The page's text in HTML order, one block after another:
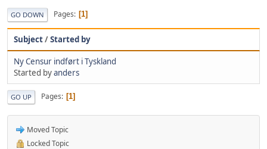
GO DOWN Pages 1
Subject/Started by
Ny Censur indført i Tyskland
Started byanders
GO UP Pages 1
Moved Topic
Locked Topic